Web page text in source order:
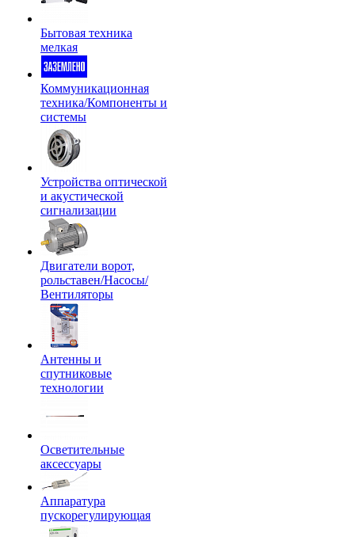
Бытовая техника
мелкая
Коммуникационная
техника/Компоненты и
системы
Устройства оптической
и акустической
сигнализации
Двигатели ворот,
рольставен/Насосы/
Вентиляторы
Антенны и
спутниковые
технологии
Осветительные
аксессуары
Аппаратура
пускорегулирующая